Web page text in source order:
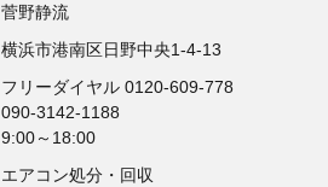
菅野静流
横浜市港南区日野中央1-4-13
フリーダイヤル 0120-609-778
090-3142-1188
9:00～18:00
エアコン処分・回収